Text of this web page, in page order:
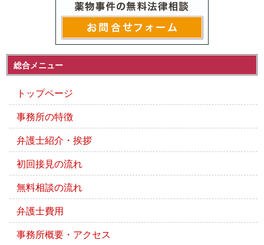
総合メニュー
トップページ
事務所の特徴
弁護士紹介・挨拶
初回接見の流れ
無料相談の流れ
弁護士費用
事務所概要・アクセス